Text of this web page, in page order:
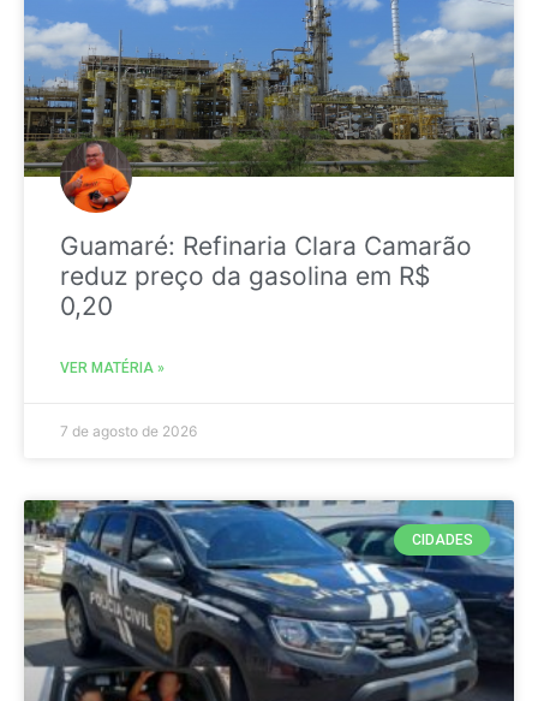
Guamaré: Refinaria Clara Camarão
reduz preço da gasolina em R$
0,20
VER MATÉRIA »
7 de agosto de 2026
CIDADES